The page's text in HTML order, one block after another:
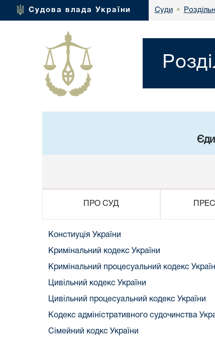
Судова влада України Суди •
ПРО СУД
Констиуція України
Кримінальний кодекс України
Кримінальний процесуальний кодекс
Цивільний кодекс України
Цивільний процесуальний кодекс України
Кодекс адміністративного судочинства
Сімейний кодкс України